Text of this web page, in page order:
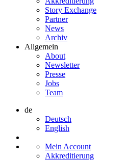
Story Exchange
Partner
News
Archiv
Allgemein
About
Newsletter
Presse
Jobs
Team
de
Deutsch
English
Mein Account
Akkreditierung